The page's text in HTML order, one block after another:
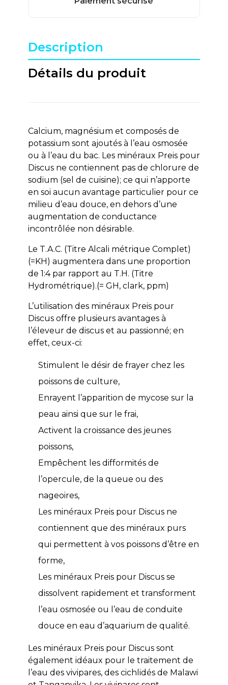
Description
Détails du produit
Calcium, magnésium et composés de
potassium sont ajoutés à l’eau osmosée
ou à l’eau du bac. Les minéraux Preis pour
Discus ne contiennent pas de chlorure de
sodium (sel de cuisine); ce qui n’apporte
en soi aucun avantage particulier pour ce
milieu d’eau douce, en dehors d’une
augmentation de conductance
incontrôlée non désirable.
Le T.A.C. (Titre Alcali métrique Complet)
(=KH) augmentera dans une proportion
de 1:4 par rapport au T.H. (Titre
Hydrométrique).(= GH, clark, ppm)
L’utilisation des minéraux Preis pour
Discus offre plusieurs avantages à
l’éleveur de discus et au passionné; en
effet, ceux-ci:
Stimulent le désir de frayer chez les
poissons de culture,
Enrayent l’apparition de mycose sur la
peau ainsi que sur le frai,
Activent la croissance des jeunes
poissons,
Empêchent les difformités de
l’opercule, de la queue ou des
nageoires,
Les minéraux Preis pour Discus ne
contiennent que des minéraux purs
qui permettent à vos poissons d’être en
forme,
Les minéraux Preis pour Discus se
dissolvent rapidement et transforment
l’eau osmosée ou l’eau de conduite
douce en eau d’aquarium de qualité.
Les minéraux Preis pour Discus sont
également idéaux pour le traitement de
l’eau des vivipares, des cichlidés de Malawi